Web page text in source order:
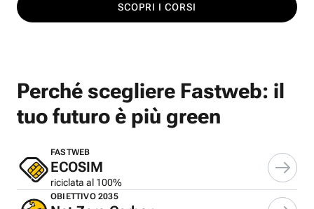
SCOPRI I CORSI
Perché scegliere Fastweb: il
tuo futuro è più green
FASTWEB
ECOSIM
riciclata al 100%
OBIETTIVO 2035